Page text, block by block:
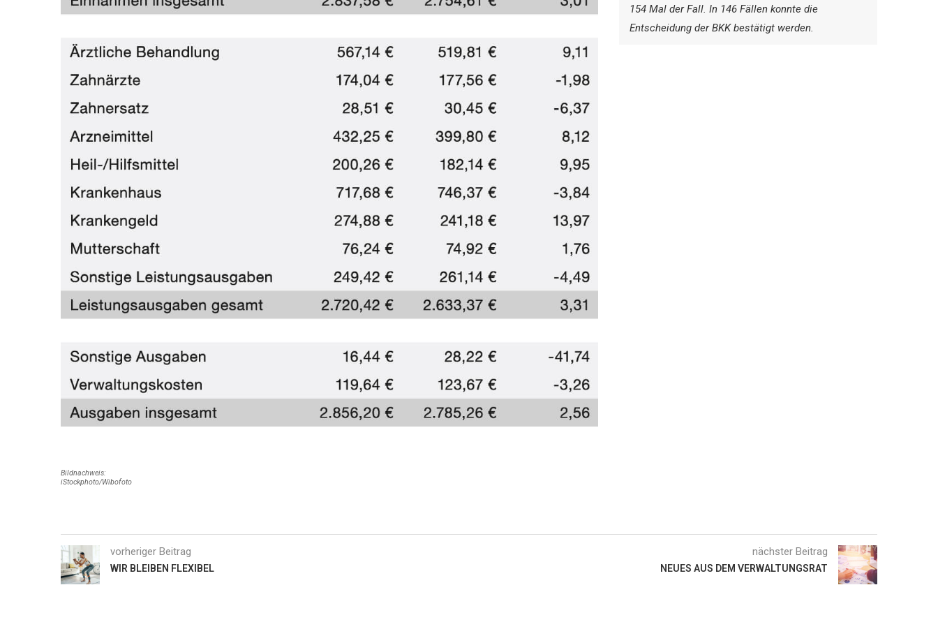
154 Mal der Fall. In 146 Fällen konnte die
Entscheidung der BKK bestätigt werden.
Bildnachweis:
iStockphoto/Wibofoto
vorheriger Beitrag
WIR BLEIBEN FLEXIBEL
nächster Beitrag
NEUES AUS DEM VERWALTUNGSRAT